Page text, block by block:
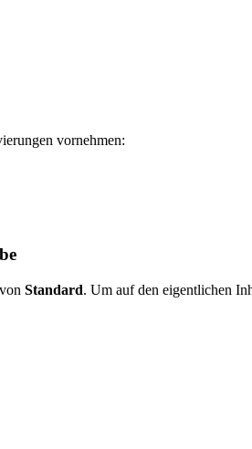
vornehmen:
Standard. Um auf den eigentlichen